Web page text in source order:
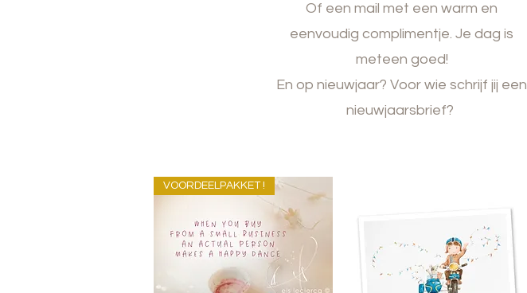
VOORDEELPAKKET !
Of een mail met een warm en
eenvoudig complimentje. Je dag is
meteen goed!
En op nieuwjaar? Voor wie schrijf jij een
nieuwjaarsbrief?